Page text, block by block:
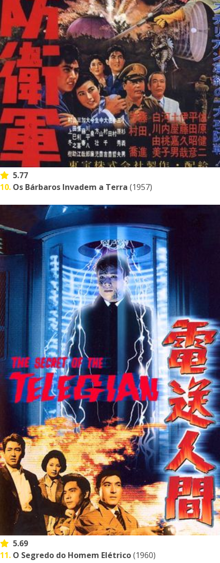
5.77
10. Os Bárbaros Invadem a Terra (1957)
5.69
11. O Segredo do Homem Elétrico(1960)